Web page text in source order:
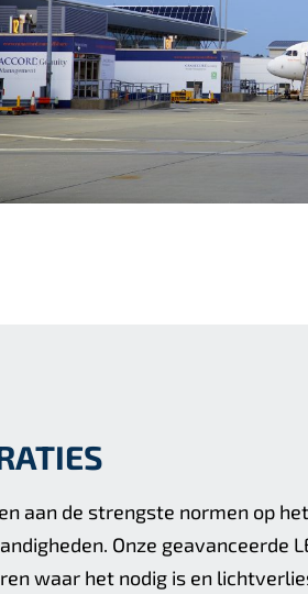
aan de strengste normen op
Onze geavanceerde
waar het nodig is en